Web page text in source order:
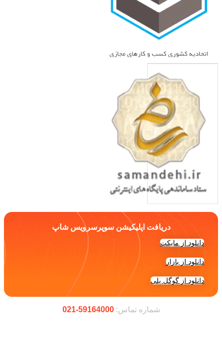
دریافت اپلیکیشن سوپرسرویس شاپ
دانلود از مایکت
دانلود از بازار
دانلود از گوگل پلی
شماره تماس:59164000-021